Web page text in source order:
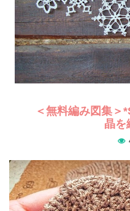
＜無料編み図集＞
晶を